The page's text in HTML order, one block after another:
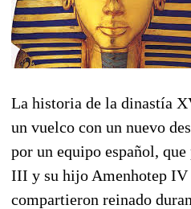
La historia de la dinastía
un vuelco con un nuevo
por un equipo español,
III y su hijo Amenhotep IV
compartieron reinado